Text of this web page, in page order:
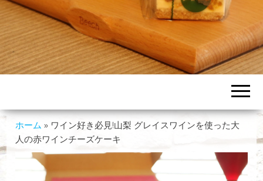
ホーム » ワイン好き必見!山梨 グレイスワインを使った大
人の赤ワインチーズケーキ